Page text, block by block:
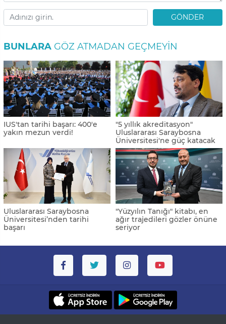
GÖNDER
BUNLARA GÖZ ATMADAN GEÇMEYIN
IUS'tan tarihi başarı: 400'e
yakın mezun verdi!
"5 yıllık akreditasyon"
Uluslararası Saraybosna
Üniversitesi'ne güç katacak
Uluslararası Saraybosna
Üniversitesi’nden tarihi
başarı
"Yüzyılın Tanığı" kitabı, en
ağır trajedileri gözler önüne
seriyor